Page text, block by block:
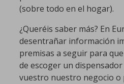
(sobre todo en el hogar).
¿Queréis saber más? En
desentrañar información
premisas a seguir para
de escoger un
vuestro nuestro negocio o